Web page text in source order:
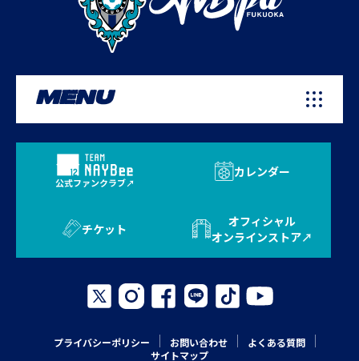
MENU
公式ファンクラブ
カレンダー
チケット
オフィシャル
オンラインストア
プライバシーポリシー お問い合わせ
よくある質問
サイトマップ